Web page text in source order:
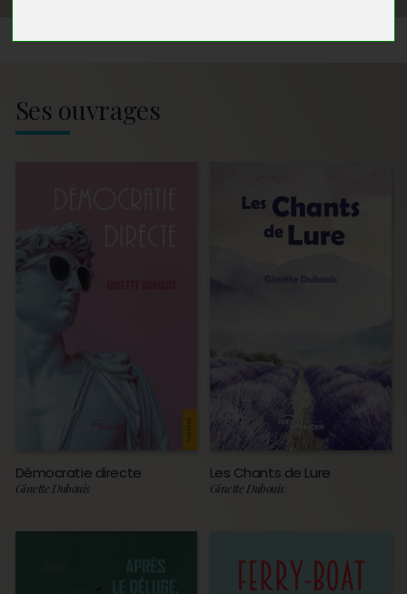
Ses ouvrages
Démocratie directe
Ginette Dubouis
Les Chants de Lure
Ginette Dubouis